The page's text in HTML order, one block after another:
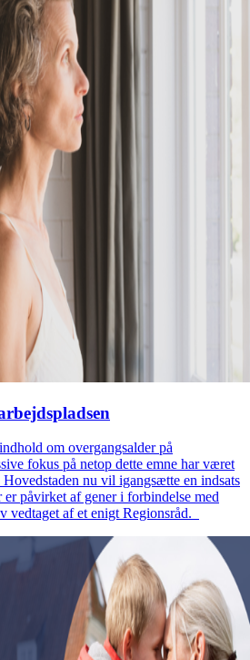
om overgangsalder på
fokus på netop dette emne har været
nu vil igangsætte en indsats
er påvirket af gener i forbindelse med
vedtaget af et enigt Regionsråd.